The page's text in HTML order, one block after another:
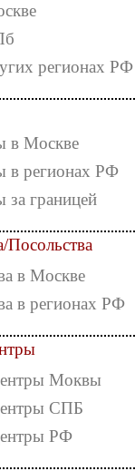
регионах РФ
в Москве
в регионах РФ
за границей
Посольства
в Москве
в регионах РФ
Моквы
СПБ
РФ